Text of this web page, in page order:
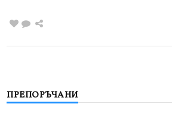
ПРЕПОРЪЧАНИ